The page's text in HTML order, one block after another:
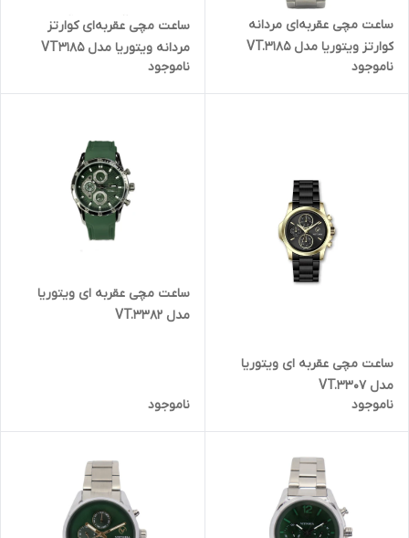
ساعت مچی عقربه‌ای مردانه
کوارتز ویتوریا مدل VT.3185
ناموجود
ساعت مچی عقربه‌ای کوارتز
مردانه ویتوریا مدل VT3185
ناموجود
ساعت مچی عقربه ای ویتوریا
مدل VT.3307
ناموجود
ساعت مچی عقربه ای ویتوریا
مدل VT.3382
ناموجود